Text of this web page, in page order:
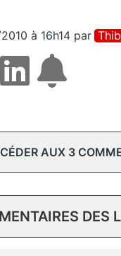
à 16h14 par
AUX 3
DES